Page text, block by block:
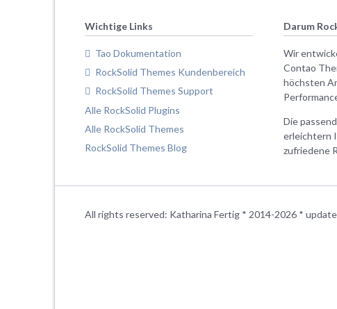
Wichtige Links
Tao Dokumentation
RockSolid Themes Kundenbereich
RockSolid Themes Support
Alle RockSolid Plugins
Alle RockSolid Themes
RockSolid Themes Blog
Darum
Wir
Contao
höchsten
Die
erleichtern
zufriedene
All rights reserved: Katharina Fertig * 2014-2026 *